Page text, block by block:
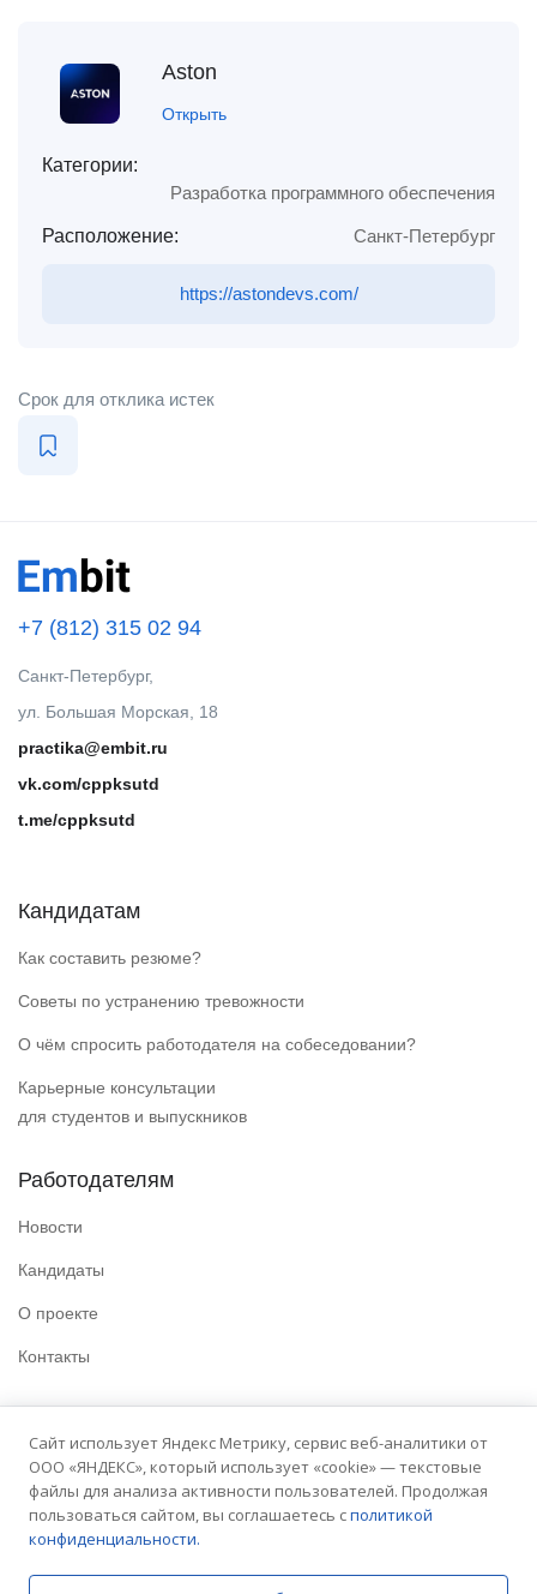
Aston
Открыть
Категории:
Разработка программного обеспечения
Расположение: Санкт-Петербург
https://astondevs.com/
Срок для отклика истек
+7 (812) 315 02 94
Санкт-Петербург,
ул. Большая Морская, 18
practika@embit.ru
vk.com/cppksutd
t.me/cppksutd
Кандидатам
Как составить резюме?
Советы по устранению тревожности
О чём спросить работодателя на собеседовании?
Карьерные консультации
для студентов и выпускников
Работодателям
Новости
Кандидаты
О проекте
Контакты
Политика конфиденциальности
Условия использования
Сайт университета
Сайт использует Яндекс Метрику, сервис веб-аналитики от
ООО «ЯНДЕКС», который использует «cookie» — текстовые
файлы для анализа активности пользователей. Продолжая
пользоваться сайтом, вы соглашаетесь сполитикой
конфиденциальности.